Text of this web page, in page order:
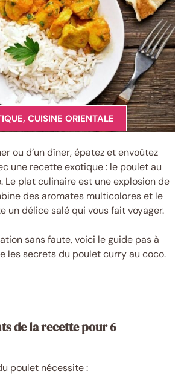
, CUISINE ORIENTALE
ou d’un dîner, épatez et envoûtez
une recette exotique : le poulet au
Le plat culinaire est une explosion de
des aromates multicolores et le
un délice salé qui vous fait voyager.
sans faute, voici le guide pas à
les secrets du poulet curry au coco.
de la recette pour 6
poulet nécessite :